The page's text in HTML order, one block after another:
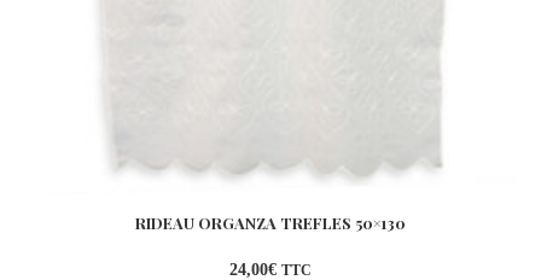
RIDEAU ORGANZA TREFLES 50×130
24,00€ TTC